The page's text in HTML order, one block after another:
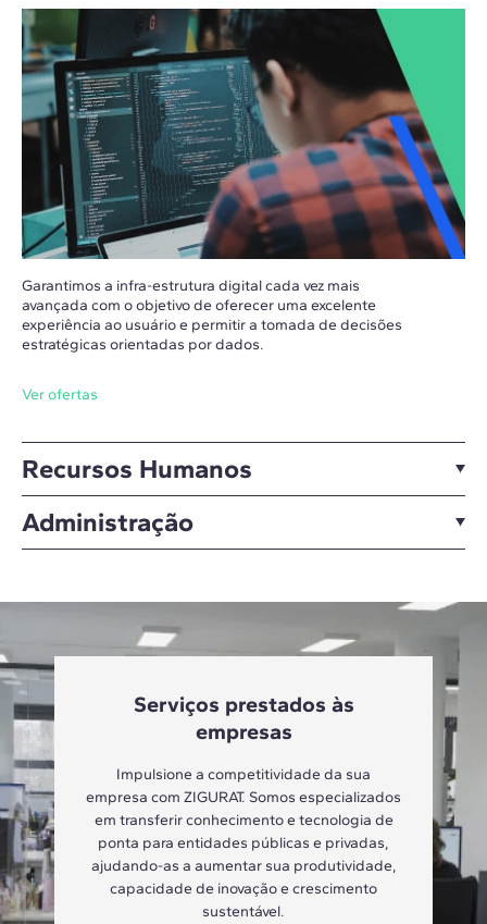
Garantimos a infra-estrutura digital cada vez mais
avançada com o objetivo de oferecer uma excelente
experiência ao usuário e permitir a tomada de decisões
estratégicas orientadas por dados.
Ver ofertas
Recursos Humanos
Administração
Serviços prestados às
empresas
Impulsione a competitividade da sua
empresa com ZIGURAT. Somos especializados
em transferir conhecimento e tecnologia de
ponta para entidades públicas e privadas,
ajudando-as a aumentar sua produtividade,
capacidade de inovação e crescimento
sustentável.